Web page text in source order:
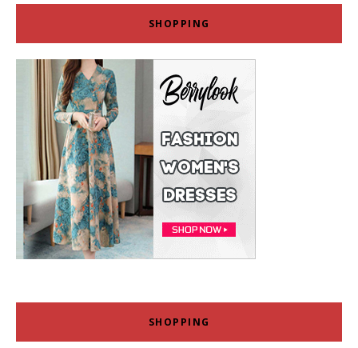
SHOPPING
SHOPPING